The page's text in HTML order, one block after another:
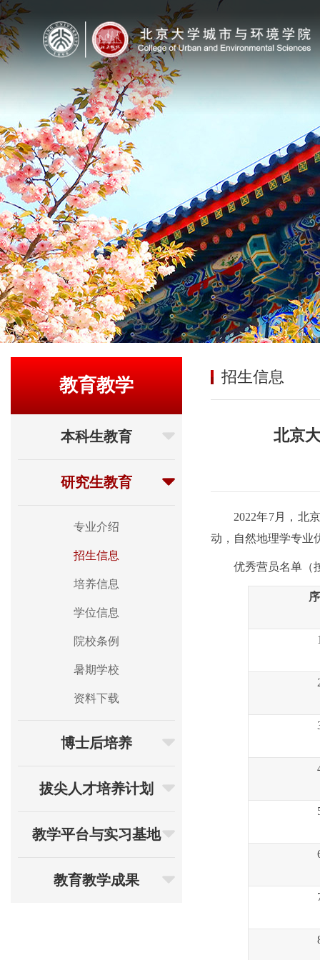
教育教学
本科生教育
研究生教育
专业介绍
招生信息
培养信息
学位信息
院校条例
暑期学校
资料下载
博士后培养
拔尖人才培养计划
教学平台与实习基地
教育教学成果
招生信息
北京
2022年7月，北
动， 自然地理学专业
优秀营员名单 （
1